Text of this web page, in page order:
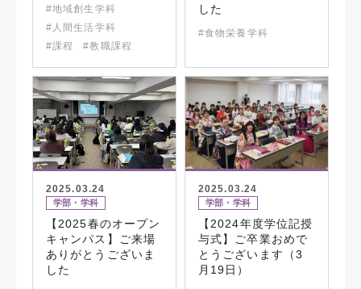
#地域創生学科
#人間生活学科
#課程
#教職課程
した
#食物栄養学科
2025.03.24
学部・学科
【2025春のオープン
キャンパス】ご来場
ありがとうございま
した
2025.03.24
学部・学科
【2024年度学位記授
与式】ご卒業おめで
とうございます（3
月19日）